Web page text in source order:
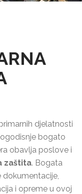
djelatnosti
bogato
obavlja poslove i
zaštita. Bogata
dokumentacije,
i opreme u ovoj